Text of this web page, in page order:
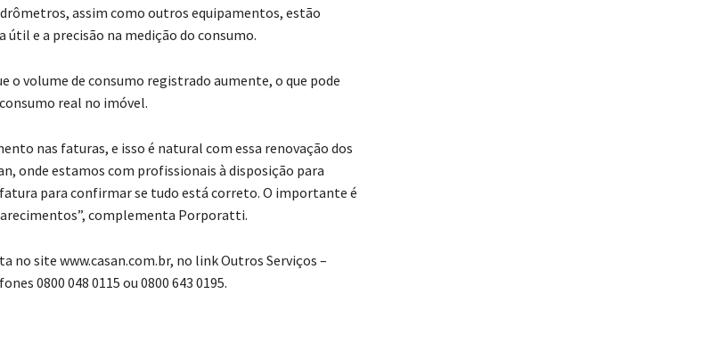
assim como outros equipamentos, estão
e a precisão na medição do consumo.
volume de consumo registrado aumente, o que pode
real no imóvel.
nas faturas, e isso é natural com essa renovação dos
onde estamos com profissionais à disposição para
para confirmar se tudo está correto. O importante é
complementa Porporatti.
no site www.casan.com.br, no link Outros Serviços –
0800 048 0115 ou 0800 643 0195.